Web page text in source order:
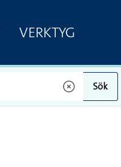
VERKTYG
Sök